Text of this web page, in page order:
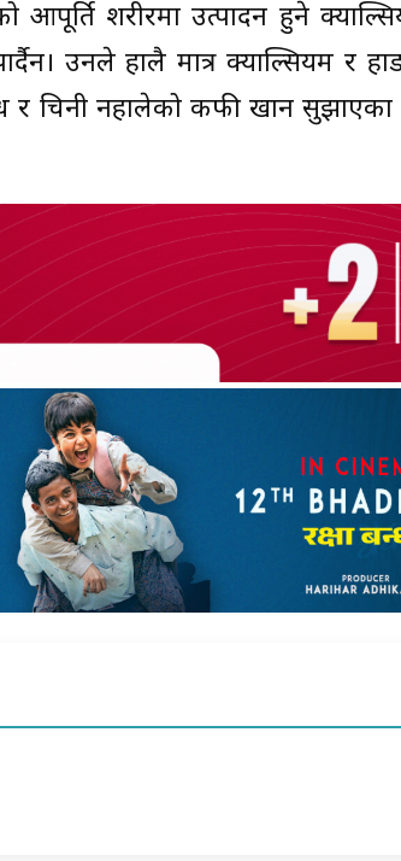
आपूर्ति शरीरमा उत्पादन हुने
उनले हालै मात्र क्याल्सियम र
र चिनी नहालेको कफी खान सुझाएका